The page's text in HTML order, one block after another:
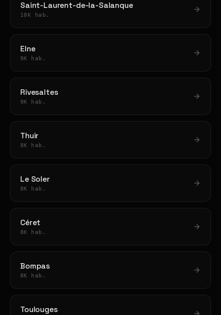
Saint-Laurent-de-la-Salanque
10K hab.
Elne
9K hab.
Rivesaltes
9K hab.
Thuir
8K hab.
Le Soler
8K hab.
Céret
8K hab.
Bompas
8K hab.
Toulouges